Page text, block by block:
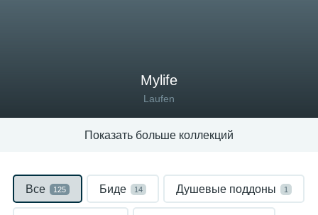
Mylife
Laufen
Показать больше коллекций
Все 125 Биде 14 Душевые поддоны 1